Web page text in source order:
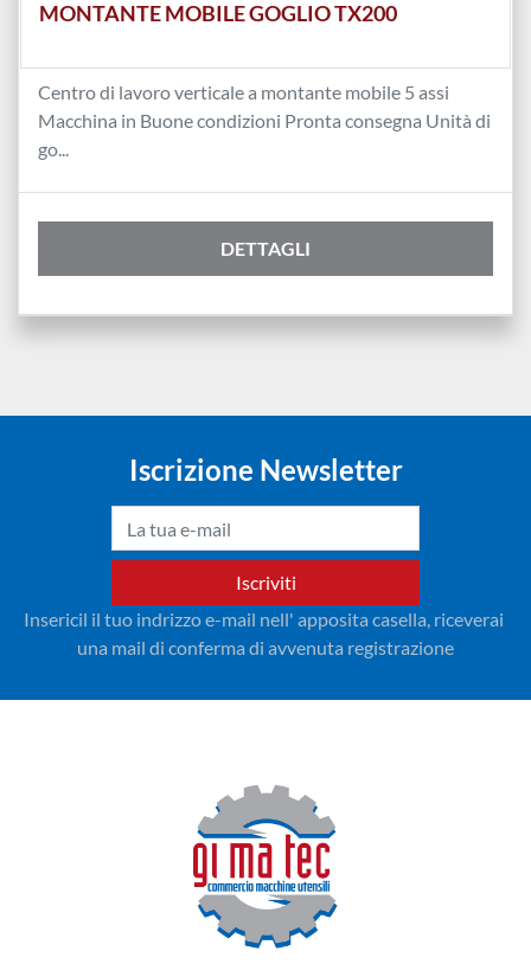
MONTANTE MOBILE GOGLIO TX200
Centro di lavoro verticale a montante mobile 5 assi
Macchina in Buone condizioni Pronta consegna Unità di
go...
DETTAGLI
Iscrizione Newsletter
Iscriviti
Insericil il tuo indrizzo e-mail nell' apposita casella, riceverai
una mail di conferma di avvenuta registrazione